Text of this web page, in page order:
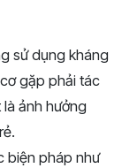
sử dụng kháng
gặp phải tác
ảnh hưởng
biện pháp như